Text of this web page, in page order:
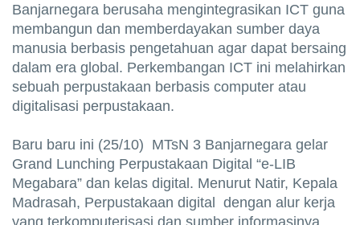
Banjarnegara berusaha mengintegrasikan ICT guna
membangun dan memberdayakan sumber daya
manusia berbasis pengetahuan agar dapat bersaing
dalam era global. Perkembangan ICT ini melahirkan
sebuah perpustakaan berbasis computer atau
digitalisasi perpustakaan.
Baru baru ini (25/10) MTsN 3 Banjarnegara gelar
Grand Lunching Perpustakaan Digital “e-LIB
Megabara” dan kelas digital. Menurut Natir, Kepala
Madrasah, Perpustakaan digital dengan alur kerja